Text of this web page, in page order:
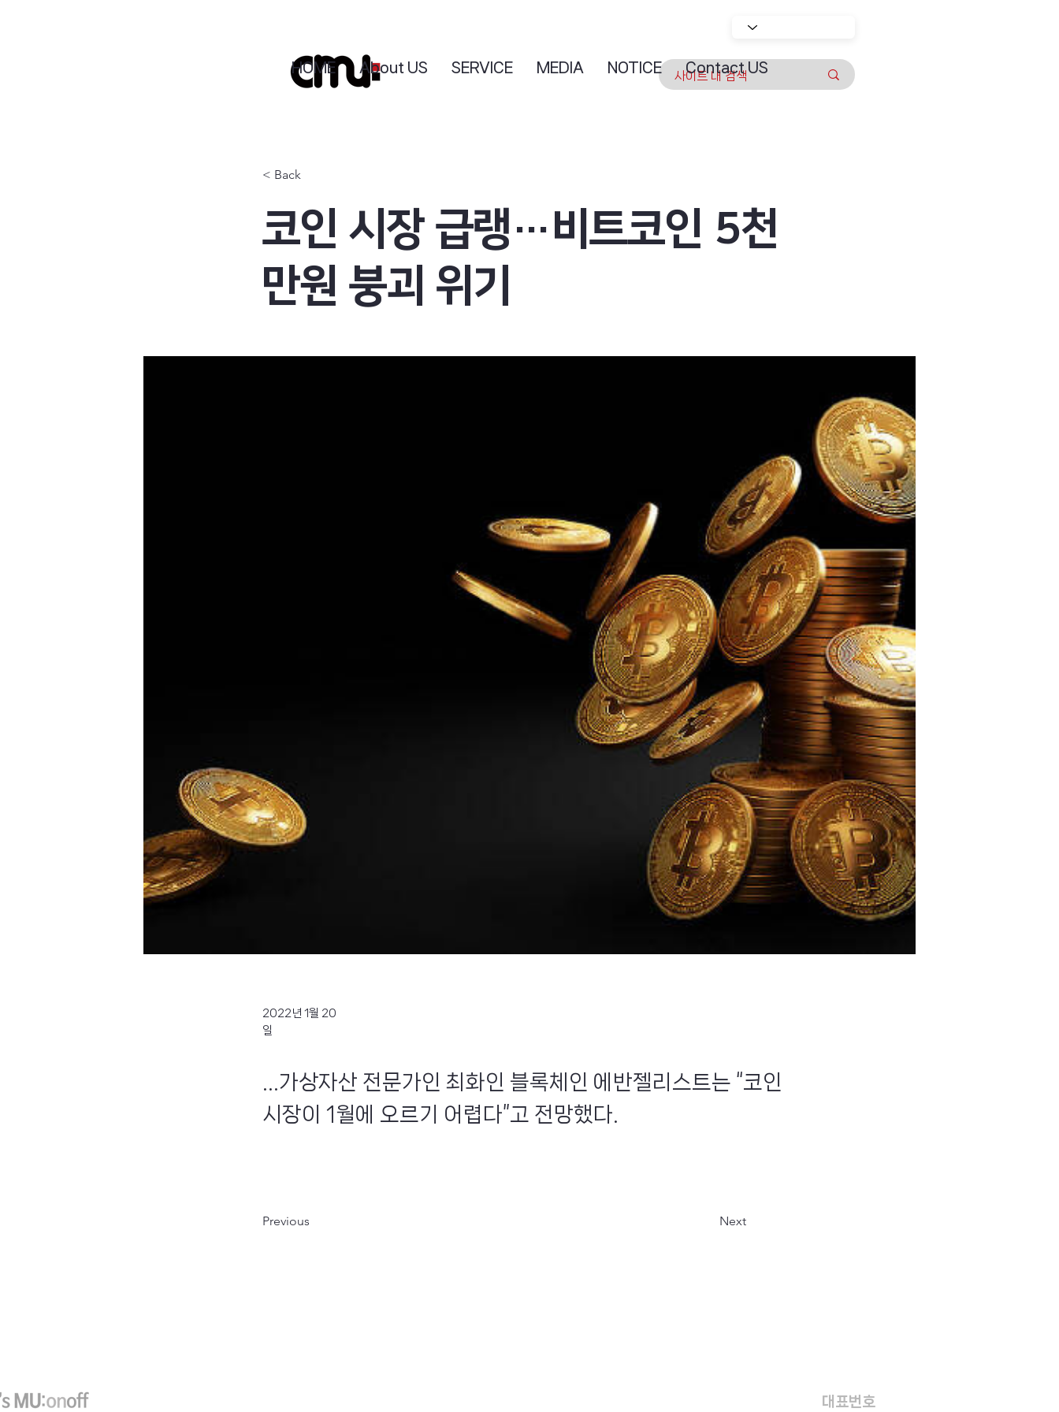
HOME About US SERVICE MEDIA NOTICE Contact US
< Back
코인 시장 급랭…비트코인 5천
만원 붕괴 위기
2022년 1월 20
일
...가상자산 전문가인 최화인 블록체인 에반젤리스트는 “코인
시장이 1월에 오르기 어렵다”고 전망했다.
Previous Next
대표번호